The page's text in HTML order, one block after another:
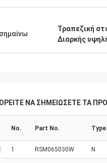
Τραπεζική
Διαρκής
ΝΑ ΣΗΜΕΙΏΣΕΤΕ ΤΑ
No. Part No. Type
1 RSM065030W N